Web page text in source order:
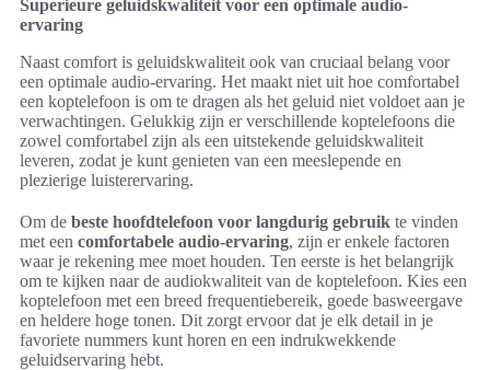
Superieure geluidskwaliteit voor een optimale audio-
ervaring
Naast comfort is geluidskwaliteit ook van cruciaal belang voor
een optimale audio-ervaring. Het maakt niet uit hoe comfortabel
een koptelefoon is om te dragen als het geluid niet voldoet aan je
verwachtingen. Gelukkig zijn er verschillende koptelefoons die
zowel comfortabel zijn als een uitstekende geluidskwaliteit
leveren, zodat je kunt genieten van een meeslepende en
plezierige luisterervaring.
Om de beste hoofdtelefoon voor langdurig gebruik te vinden
met een comfortabele audio-ervaring, zijn er enkele factoren
waar je rekening mee moet houden. Ten eerste is het belangrijk
om te kijken naar de audiokwaliteit van de koptelefoon. Kies een
koptelefoon met een breed frequentiebereik, goede basweergave
en heldere hoge tonen. Dit zorgt ervoor dat je elk detail in je
favoriete nummers kunt horen en een indrukwekkende
geluidservaring hebt.